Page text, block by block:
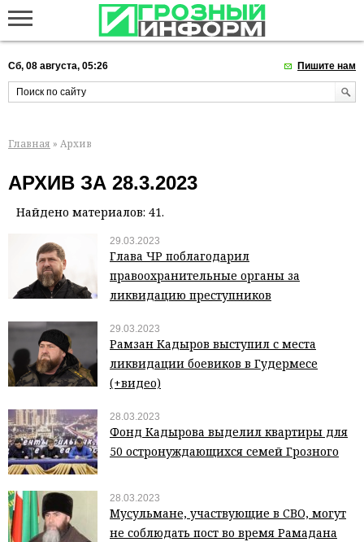
Сб, 08 августа, 05:26 Пишите нам
Главная » Архив
АРХИВ ЗА 28.3.2023
Найдено материалов: 41.
29.03.2023
Глава ЧР поблагодарил
правоохранительные органы за
ликвидацию преступников
29.03.2023
Рамзан Кадыров выступил с места
ликвидации боевиков в Гудермесе
(+видео)
28.03.2023
Фонд Кадырова выделил квартиры для
50 остронуждающихся семей Грозного
28.03.2023
Мусульмане, участвующие в СВО, могут
не соблюдать пост во время Рамадана